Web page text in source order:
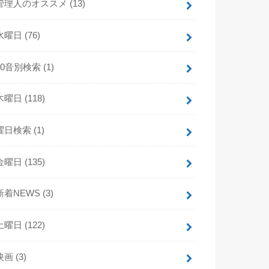
理人のオススメ (13)
曜日 (76)
音別検索 (1)
曜日 (118)
日検索 (1)
曜日 (135)
着NEWS (3)
曜日 (122)
画 (3)